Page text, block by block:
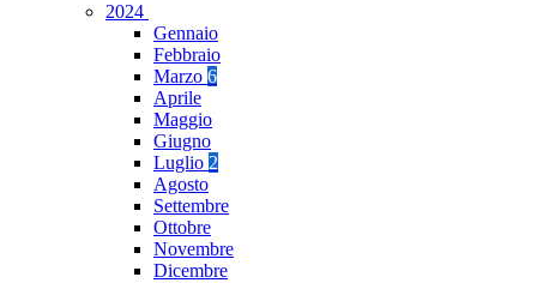
2024
Gennaio
Febbraio
Marzo 6
Aprile
Maggio
Giugno
Luglio 2
Agosto
Settembre
Ottobre
Novembre
Dicembre